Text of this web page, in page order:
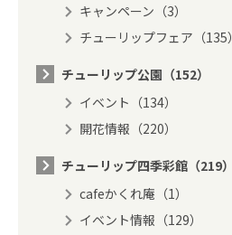
キャンペーン（3）
チューリップフェア（135）
チューリップ公園（152）
イベント（134）
開花情報（220）
チューリップ四季彩館（219）
cafeかくれ庵（1）
イベント情報（129）